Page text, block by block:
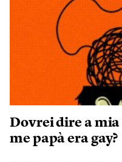
Dovrei dire a mia
me papà era gay?